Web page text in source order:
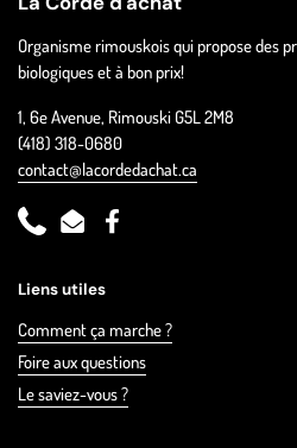
Organisme rimouskois qui propose des
biologiques et à bon prix!
1, 6e Avenue, Rimouski G5L 2M8
(418) 318-0680
contact@lacordedachat.ca
PhoneEmailFacebook
Liens utiles
Comment ça marche ?
Foire aux questions
Le saviez-vous ?